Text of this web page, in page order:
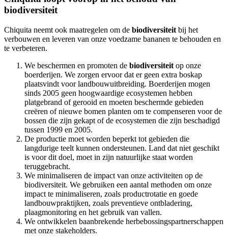
biodiversiteit
Chiquita neemt ook maatregelen om de biodiversiteit bij het
verbouwen en leveren van onze voedzame bananen te behouden en
te verbeteren.
We beschermen en promoten de biodiversiteit op onze
boerderijen. We zorgen ervoor dat er geen extra boskap
plaatsvindt voor landbouwuitbreiding. Boerderijen mogen
sinds 2005 geen hoogwaardige ecosystemen hebben
platgebrand of gerooid en moeten beschermde gebieden
creëren of nieuwe bomen planten om te compenseren voor de
bossen die zijn gekapt of de ecosystemen die zijn beschadigd
tussen 1999 en 2005.
De productie moet worden beperkt tot gebieden die
langdurige teelt kunnen ondersteunen. Land dat niet geschikt
is voor dit doel, moet in zijn natuurlijke staat worden
teruggebracht.
We minimaliseren de impact van onze activiteiten op de
biodiversiteit. We gebruiken een aantal methoden om onze
impact te minimaliseren, zoals productrotatie en goede
landbouwpraktijken, zoals preventieve ontbladering,
plaagmonitoring en het gebruik van vallen.
We ontwikkelen baanbrekende herbebossingspartnerschappen
met onze stakeholders.